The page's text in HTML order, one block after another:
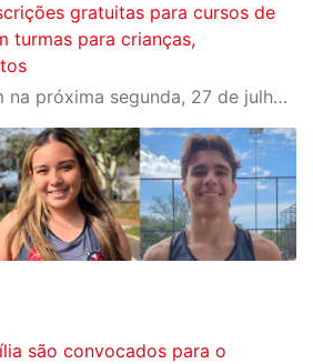
gratuitas para cursos de
turmas para crianças,
Inscrições começam na próxima segunda, 27 de julho e devem ser realizadas presencialmente no CAT SESI Marília
são convocados para o